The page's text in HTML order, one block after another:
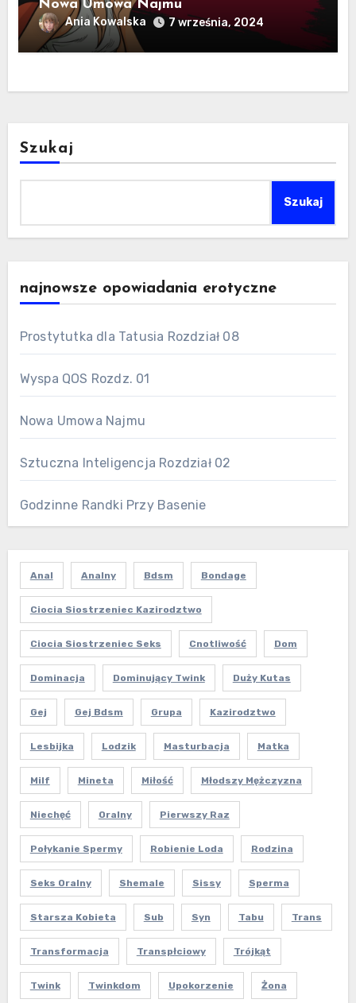
Nowa Umowa Najmu
Ania Kowalska 7 września, 2024
Szukaj
Szukaj
najnowsze opowiadania erotyczne
Prostytutka dla Tatusia Rozdział 08
Wyspa QOS Rozdz. 01
Nowa Umowa Najmu
Sztuczna Inteligencja Rozdział 02
Godzinne Randki Przy Basenie
Anal Analny Bdsm Bondage
Ciocia Siostrzeniec Kazirodztwo
Ciocia Siostrzeniec Seks Cnotliwość Dom
Dominacja Dominujący Twink Duży Kutas
Gej Gej Bdsm Grupa Kazirodztwo
Lesbijka Lodzik Masturbacja Matka
Milf Mineta Miłość Młodszy Mężczyzna
Niechęć Oralny Pierwszy Raz
Połykanie Spermy Robienie Loda Rodzina
Seks Oralny Shemale Sissy Sperma
Starsza Kobieta Sub Syn Tabu Trans
Transformacja Transpłciowy Trójkąt
Twink Twinkdom Upokorzenie Żona